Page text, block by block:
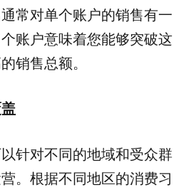
常对单个账户的销售有一
账户意味着您能够突破这
销售总额。
针对不同的地域和受众群
。根据不同地区的消费习